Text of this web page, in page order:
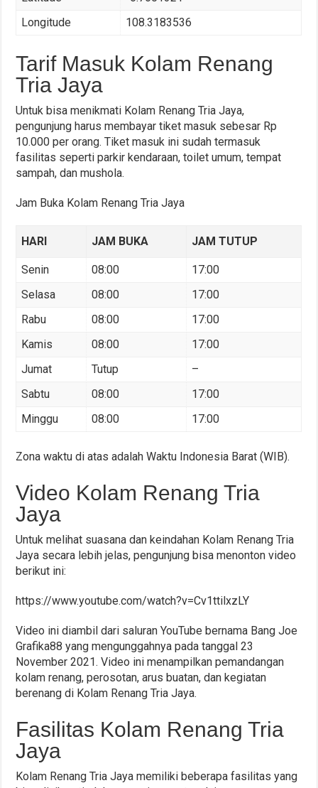
Longitude
108.3183536
Tarif Masuk Kolam Renang
Tria Jaya
Untuk bisa menikmati Kolam Renang Tria Jaya,
pengunjung harus membayar tiket masuk sebesar Rp
10.000 per orang. Tiket masuk ini sudah termasuk
fasilitas seperti parkir kendaraan, toilet umum, tempat
sampah, dan mushola.
Jam Buka Kolam Renang Tria Jaya
HARI JAM BUKA JAM TUTUP
Senin 08:00
17:00
Selasa
08:00
17:00
Rabu
08:00
17:00
Kamis
08:00
17:00
Jumat
Tutup
–
Sabtu
08:00
17:00
Minggu
08:00 17:00
Zona waktu di atas adalah Waktu Indonesia Barat (WIB).
Video Kolam Renang Tria
Jaya
Untuk melihat suasana dan keindahan Kolam Renang Tria
Jaya secara lebih jelas, pengunjung bisa menonton video
berikut ini:
https://www.youtube.com/watch?v=Cv1ttilxzLY
Video ini diambil dari saluran YouTube bernama Bang Joe
Grafika88 yang mengunggahnya pada tanggal 23
November 2021. Video ini menampilkan pemandangan
kolam renang, perosotan, arus buatan, dan kegiatan
berenang di Kolam Renang Tria Jaya.
Fasilitas Kolam Renang Tria
Jaya
Kolam Renang Tria Jaya memiliki beberapa fasilitas yang